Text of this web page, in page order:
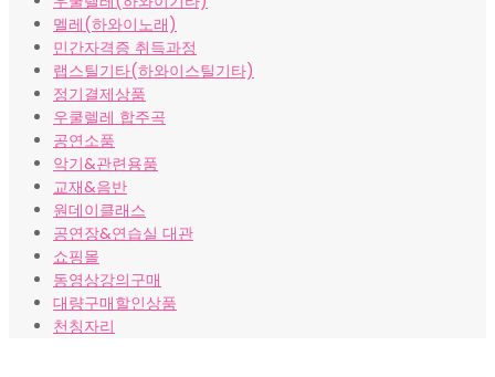
멜레(하와이노래)
민간자격증 취득과정
랩스틸기타(하와이스틸기타)
정기결제상품
우쿨렐레 합주곡
공연소품
악기&관련용품
교재&음반
원데이클래스
공연장&연습실 대관
쇼핑몰
동영상강의구매
대량구매할인상품
천칭자리